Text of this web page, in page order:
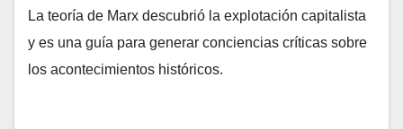
La teoría de Marx descubrió la explotación capitalista
y es una guía para generar conciencias críticas sobre
los acontecimientos históricos.